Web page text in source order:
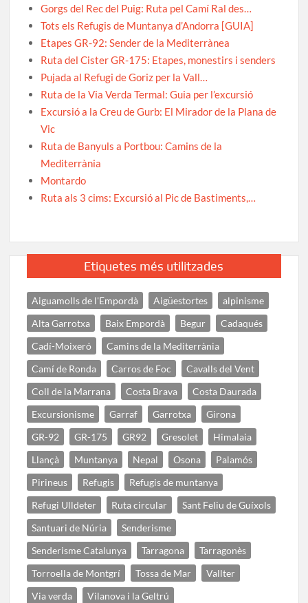
Gorgs del Rec del Puig: Ruta pel Camí Ral des…
Tots els Refugis de Muntanya d’Andorra [GUIA]
Etapes GR-92: Sender de la Mediterrànea
Ruta del Cister GR-175: Etapes, monestirs i senders
Pujada al Refugi de Goriz per la Vall…
Ruta de la Via Verda Termal: Guia per l’excursió
Excursió a la Creu de Gurb: El Mirador de la Plana de
Vic
Ruta de Banyuls a Portbou: Camins de la
Mediterrània
Montardo
Ruta als 3 cims: Excursió al Pic de Bastiments,…
Etiquetes més utilitzades
Aiguamolls de l'Empordà Aigüestortes
alpinisme
Alta Garrotxa
Baix Empordà Begur
Cadaqués
Cadí-Moixeró
Camins de la Mediterrània
Camí de Ronda
Carros de Foc
Cavalls del Vent
Coll de la Marrana
Costa Brava
Costa Daurada
Excursionisme
Garraf Garrotxa
Girona
GR-92
GR-175 GR92 Gresolet
Himalaia
Llançà
Muntanya Nepal Osona
Palamós
Pirineus
Refugis
Refugis de muntanya
Refugi Ulldeter
Ruta circular
Sant Feliu de Guíxols
Santuari de Núria
Senderisme
Senderisme Catalunya
Tarragona
Tarragonès
Torroella de Montgrí
Tossa de Mar
Vallter
Via verda
Vilanova i la Geltrú